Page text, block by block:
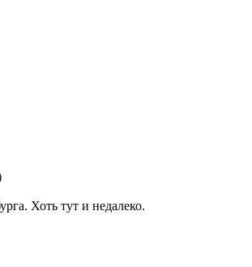
Хоть тут и недалеко.